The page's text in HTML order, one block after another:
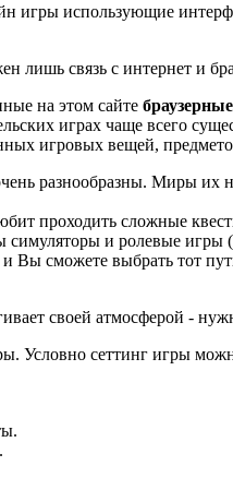
игры использующие
лишь связь с интернет и
на этом сайте
играх чаще всего
игровых вещей,
разнообразны. Миры их
проходить сложные
симуляторы и ролевые
Вы сможете выбрать тот
своей атмосферой -
Условно сеттинг игры